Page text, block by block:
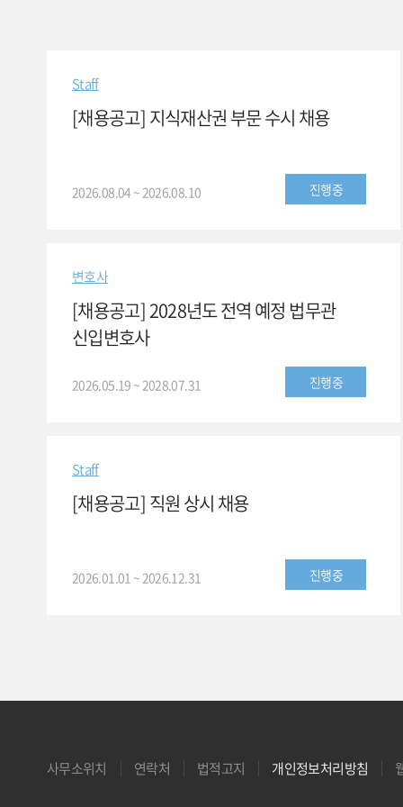
Staff
[채용공고] 지식재산권 부문 수시 채용
2026.08.04 ~ 2026.08.10 진행중
변호사
[채용공고] 2028년도 전역 예정 법무관
신입변호사
2026.05.19 ~ 2028.07.31 진행중
Staff
[채용공고] 직원 상시 채용
2026.01.01 ~ 2026.12.31 진행중
사무소위치 연락처 법적고지 개인정보처리방침